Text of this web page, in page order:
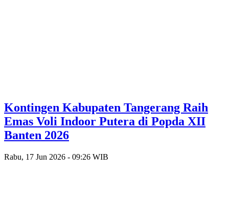
Kontingen Kabupaten Tangerang Raih
Emas Voli Indoor Putera di Popda XII
Banten 2026
Rabu, 17 Jun 2026 - 09:26 WIB